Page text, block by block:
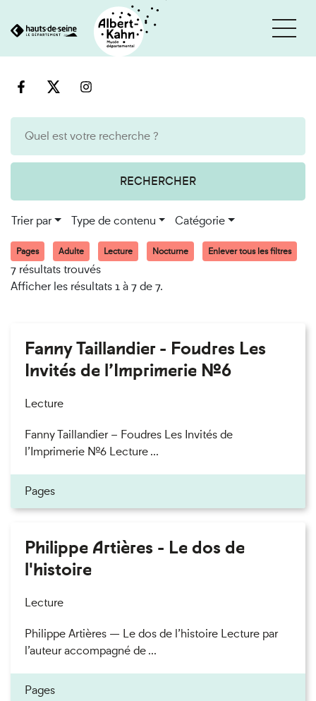
au
RECHERCHER
Trier par Type de contenu Catégorie
Pages Adulte Lecture Nocturne Enlever tous les filtres
7 résultats trouvés
Afficher les résultats 1 à 7 de 7.
Fanny Taillandier - Foudres Les
Invités de l’Imprimerie n°6
Lecture
Fanny Taillandier – Foudres Les Invités de
l’Imprimerie n°6 Lecture ...
Pages
Philippe Artières - Le dos de
l'histoire
Lecture
Philippe Artières — Le dos de l’histoire Lecture par
l’auteur accompagné de ...
Pages
Cookies et traceurs utilisés sur ce site